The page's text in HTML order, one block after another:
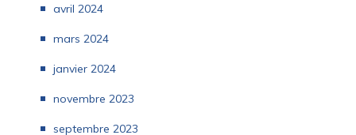
avril 2024
mars 2024
janvier 2024
novembre 2023
septembre 2023